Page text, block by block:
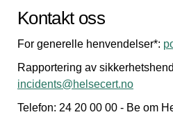
Kontakt oss
For generelle henvendelser*:
Rapportering av
incidents@helsecert.no
Telefon: 24 20 00 00 - Be om